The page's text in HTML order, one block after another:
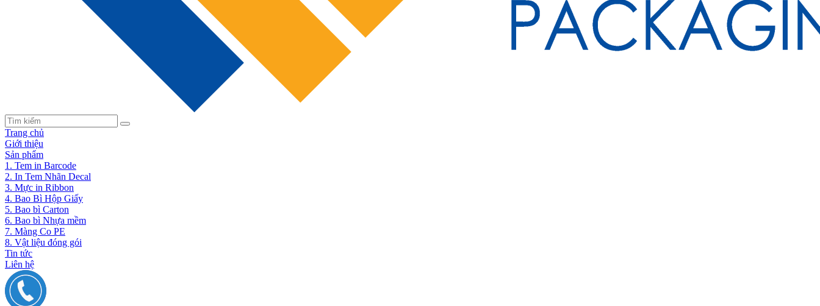
Trang chủ
Giới thiệu
Sản phẩm
1. Tem in Barcode
2. In Tem Nhãn Decal
3. Mực in Ribbon
4. Bao Bì Hộp Giấy
5. Bao bì Carton
6. Bao bì Nhựa mềm
7. Màng Co PE
8. Vật liệu đóng gói
Tin tức
Liên hệ